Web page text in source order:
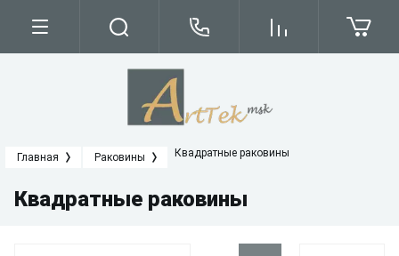
Главная Раковины Квадратные раковины
Квадратные раковины